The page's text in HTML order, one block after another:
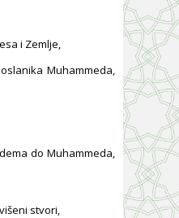
i Zemlje,
Muhammeda,
do Muhammeda,
stvori,